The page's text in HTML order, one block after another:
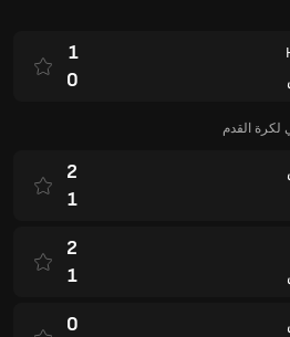
1
0
لكرة القدم
2
1
2
1
0